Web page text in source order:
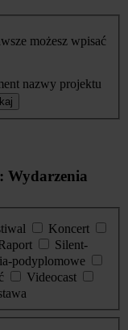
możesz wpisać
nazwy projektu
Wydarzenia
Koncert
Silent-
podyplomowe
Videocast